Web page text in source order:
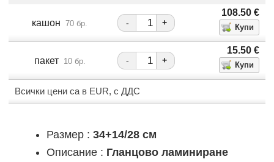
кашон 70 бр. - +
108.50 €
пакет 10 бр. - +
15.50 €
Всички цени са в EUR, с ДДС
Размер : 34+14/28 см
Описание : Гланцово ламиниране